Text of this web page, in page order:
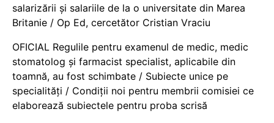
salarizării și salariile de la o universitate din Marea
Britanie / Op Ed, cercetător Cristian Vraciu
OFICIAL Regulile pentru examenul de medic, medic
stomatolog și farmacist specialist, aplicabile din
toamnă, au fost schimbate / Subiecte unice pe
specialități / Condiții noi pentru membrii comisiei ce
elaborează subiectele pentru proba scrisă